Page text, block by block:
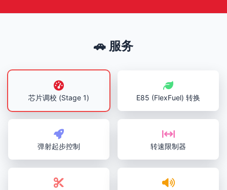
🚗 服务
芯片调校 (Stage 1) E85 (FlexFuel) 转换
弹射起步控制 转速限制器